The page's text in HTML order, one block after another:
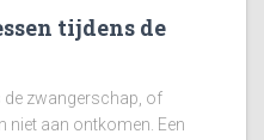
tijdens de
de zwangerschap, of
niet aan ontkomen. Een